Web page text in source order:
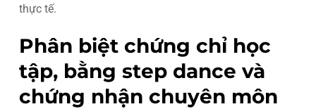
thực tế.
Phân biệt chứng chỉ học
tập, bằng step dance và
chứng nhận chuyên môn